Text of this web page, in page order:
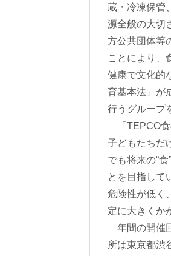
蔵・冷凍保管
源全般の大切
方公共団体等
ことにより、
健康で文化的
育基本法」が
行うグループ
「TEPCO食
子どもたちだ
でも将来の“
とを目指して
危険性が低く
定に大きくか
年間の開催
所は東京都渋